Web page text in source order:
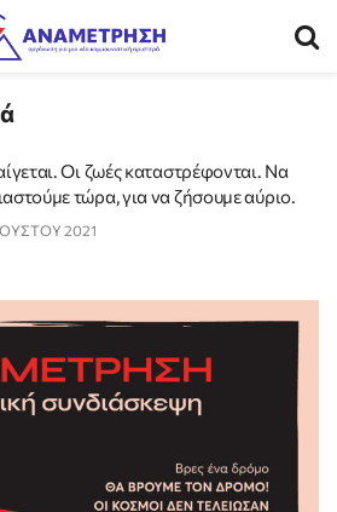
Οι ζωές καταστρέφονται. Να
τώρα, για να ζήσουμε αύριο.
2021